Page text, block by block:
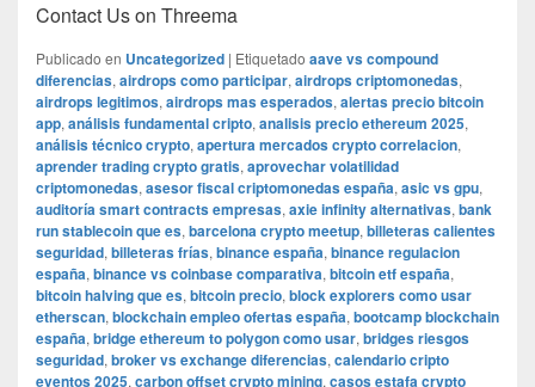
Contact Us on Threema
Publicado en Uncategorized | Etiquetado aave vs compound
diferencias, airdrops como participar, airdrops criptomonedas,
airdrops legitimos, airdrops mas esperados, alertas precio bitcoin
app, análisis fundamental cripto, analisis precio ethereum 2025,
análisis técnico crypto, apertura mercados crypto correlacion,
aprender trading crypto gratis, aprovechar volatilidad
criptomonedas, asesor fiscal criptomonedas españa, asic vs gpu,
auditoría smart contracts empresas, axie infinity alternativas, bank
run stablecoin que es, barcelona crypto meetup, billeteras calientes
seguridad, billeteras frías, binance españa, binance regulacion
españa, binance vs coinbase comparativa, bitcoin etf españa,
bitcoin halving que es, bitcoin precio, block explorers como usar
etherscan, blockchain empleo ofertas españa, bootcamp blockchain
españa, bridge ethereum to polygon como usar, bridges riesgos
seguridad, broker vs exchange diferencias, calendario cripto
eventos 2025, carbon offset crypto mining, casos estafa crypto